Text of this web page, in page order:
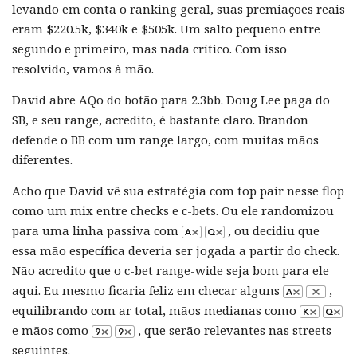
levando em conta o ranking geral, suas premiações reais
eram $220.5k, $340k e $505k. Um salto pequeno entre
segundo e primeiro, mas nada crítico. Com isso
resolvido, vamos à mão.
David abre AQo do botão para 2.3bb. Doug Lee paga do
SB, e seu range, acredito, é bastante claro. Brandon
defende o BB com um range largo, com muitas mãos
diferentes.
Acho que David vê sua estratégia com top pair nesse flop
como um mix entre checks e c-bets. Ou ele randomizou
para uma linha passiva com
, ou decidiu que
essa mão específica deveria ser jogada a partir do check.
Não acredito que o c-bet range-wide seja bom para ele
aqui. Eu mesmo ficaria feliz em checar alguns
,
equilibrando com ar total, mãos medianas como
e mãos como
, que serão relevantes nas streets
seguintes.